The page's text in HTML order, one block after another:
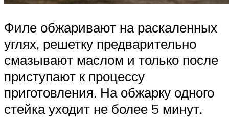
Филе обжаривают на раскаленных
углях, решетку предварительно
смазывают маслом и только после
приступают к процессу
приготовления. На обжарку одного
стейка уходит не более 5 минут.